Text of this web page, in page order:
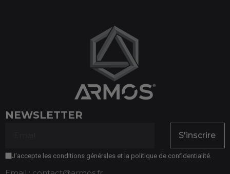
NEWSLETTER
S'inscrire
J'accepte les conditions générales et la politique de confidentialité.